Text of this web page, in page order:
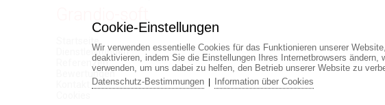
Dienstleistungen
Referenzen
Bewertungen
Cookie-Einstellungen
Wir verwenden essentielle Cookies für das Funktionieren unserer
deaktivieren, indem Sie die Einstellungen Ihres Internetbrowsers
verwenden, um uns dabei zu helfen, den Betrieb unserer Website zu
Datenschutz-Bestimmungen
Information über Cookies